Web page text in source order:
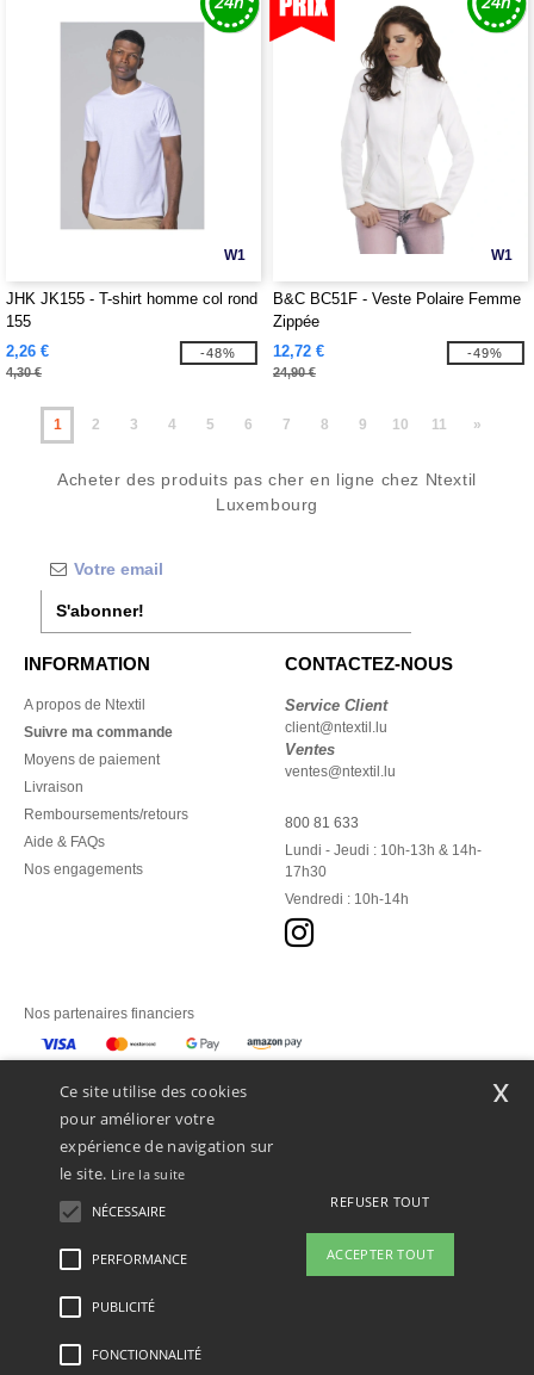
W1
JHK JK155 - T-shirt homme col rond
155
2,26 €
4,30 €
-48%
W1
B&C BC51F - Veste Polaire Femme
Zippée
12,72 €
24,90 €
-49%
1 2 3 4 5 6 7 8 9 10 11 »
Acheter des produits pas cher en ligne chez Ntextil
Luxembourg
S'abonner!
INFORMATION
A propos de Ntextil
Suivre ma commande
Moyens de paiement
Livraison
Remboursements/retours
Aide & FAQs
Nos engagements
CONTACTEZ-NOUS
Service Client
client@ntextil.lu
Ventes
ventes@ntextil.lu
800 81 633
Lundi - Jeudi : 10h-13h & 14h-
17h30
Vendredi : 10h-14h
Nos partenaires financiers
Mentions Légales-Politique de Confidentialité
Copyright 2026 ntextil.lu - Tous droits réservés
Ce site utilise des cookies
pour améliorer votre
expérience de navigation sur
le site. Lire la suite
NÉCESSAIRE
PERFORMANCE
PUBLICITÉ
FONCTIONNALITÉ
REFUSER TOUT
ACCEPTER TOUT
x